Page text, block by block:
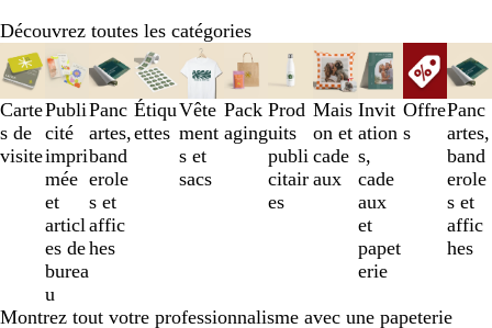
Découvrez toutes les catégories
Carte
s de
visite
Publi
cité
impri
mée
et
articl
es de
burea
u
Panc
artes,
band
erole
s et
affic
hes
Étiqu
ettes
Vête
ment
s et
sacs
Pack
aging
Prod
uits
publi
citair
es
Mais
on et
cade
aux
Invit
ation
s,
cade
aux
et
papet
erie
Offre
s
Panc
artes,
band
erole
s et
affic
hes
Diapositives
1
à
3
sur
11
Montrez tout votre professionnalisme avec une papeterie